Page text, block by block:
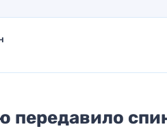
передавило